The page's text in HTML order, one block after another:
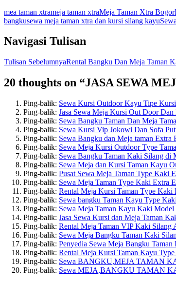
mea taman xtrameja taman xtraMeja Taman Xtra Bogor
bangkusewa meja taman xtra dan kursi silang kayu
Navigasi Tulisan
Tulisan SebelumnyaRental Bangku Dan Meja Taman
20 thoughts on “JASA SEWA
Ping-balik: Sewa Kursi Outdoor Kayu Tipe
Ping-balik: Jasa Sewa Meja Kursi Out Door
Ping-balik: Sewa Bangku Taman Dan Meja
Ping-balik: Sewa Kursi Vip Jokowi Dan Sofa
Ping-balik: Sewa Bangku dan Meja taman Extra
Ping-balik: Sewa Meja Kursi Outdoor Type
Ping-balik: Sewa Bangku Taman Kaki Silang di
Ping-balik: Sewa Meja dan Kursi Taman Kayu
Ping-balik: Pusat Sewa Meja Taman Type Kaki
Ping-balik: Sewa Meja Taman Type Kaki Extra
Ping-balik: Rental Meja Kursi Taman Type Kaki
Ping-balik: Sewa bangku Taman Kayu Type
Ping-balik: Sewa Meja Taman Kayu Kaki Model
Ping-balik: Jasa Sewa Kursi dan Meja Taman
Ping-balik: Rental Meja Taman VIP Kaki Silang
Ping-balik: Sewa Meja Bangku Taman Kaki
Ping-balik: Penyedia Sewa Meja Bangku
Ping-balik: Rental Meja Kursi Taman Kayu
Ping-balik: Sewa BANGKU,MEJA TAMAN
Ping-balik: Sewa MEJA,BANGKU TAMAN